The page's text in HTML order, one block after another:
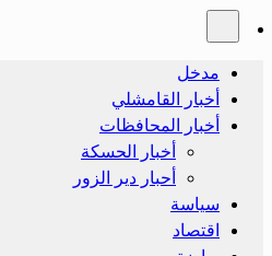
مدخل
أخبار القامشلي
أخبار المحافظات
أخبار الحسكة
أحبار دير الزور
سياسة
اقتصاد